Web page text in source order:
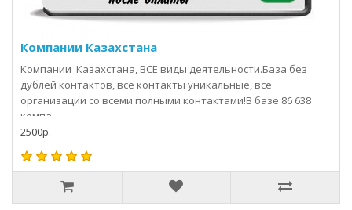
Компании Казахстана
Компании Казахстана, ВСЕ виды деятельности.База без
дублей контактов, все контакты уникальные, все
организации со всеми полными контактами!В базе 86 638
компа..
2500р.